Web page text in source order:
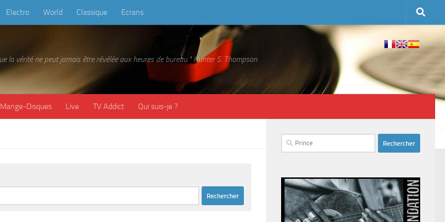
Electro World Classique Ecrans
la vérité ne peut jamais être révélée aux heures de bureau." Hunter S. Thompson
Mange-Disques Live TV Addict Qui suis-je ?
Rechercher :